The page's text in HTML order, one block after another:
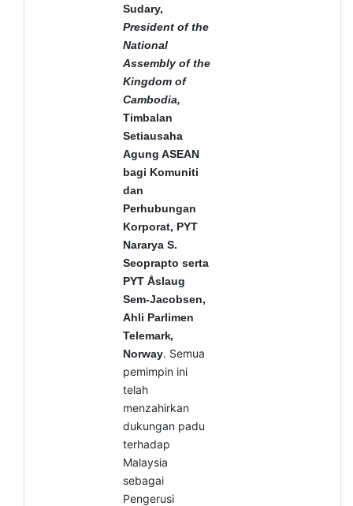
Sudary,
President of the
National
Assembly ofthe
Kingdom of
Cambodia,
Timbalan
Setiausaha
Agung ASEAN
bagi Komuniti
dan
Perhubungan
Korporat, PYT
Nararya S.
Seoprapto serta
PYT Åslaug
Sem-Jacobsen,
Ahli Parlimen
Telemark,
Norway. Semua
pemimpin ini
telah
menzahirkan
dukungan padu
terhadap
Malaysia
sebagai
Pengerusi